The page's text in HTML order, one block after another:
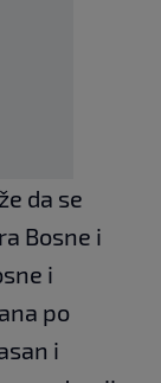
da se
Bosne i
i
po
i